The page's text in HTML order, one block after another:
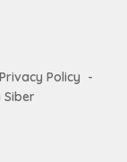
Privacy Policy
Siber